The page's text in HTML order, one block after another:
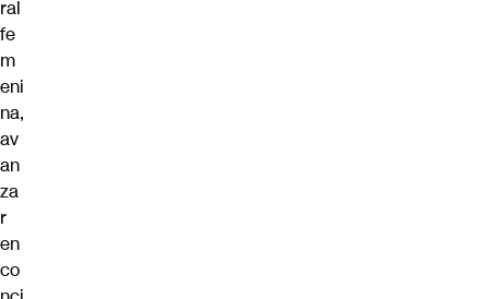
ral
fe
m
eni
na,
av
an
za
r
en
co